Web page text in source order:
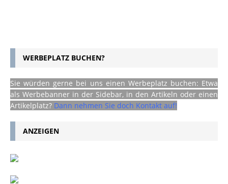
WERBEPLATZ BUCHEN?
Sie würden gerne bei uns einen Werbeplatz buchen: Etwa
als Werbebanner in der Sidebar, in den Artikeln oder einen
Artikelplatz? Dann nehmen Sie doch Kontakt auf!
ANZEIGEN